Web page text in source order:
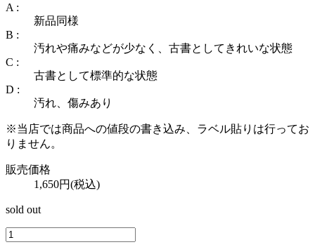
A :
新品同様
B :
汚れや痛みなどが少なく、古書としてきれいな状態
C :
古書として標準的な状態
D :
汚れ、傷みあり
※当店では商品への値段の書き込み、ラベル貼りは行ってお
りません。
販売価格
1,650円(税込)
sold out